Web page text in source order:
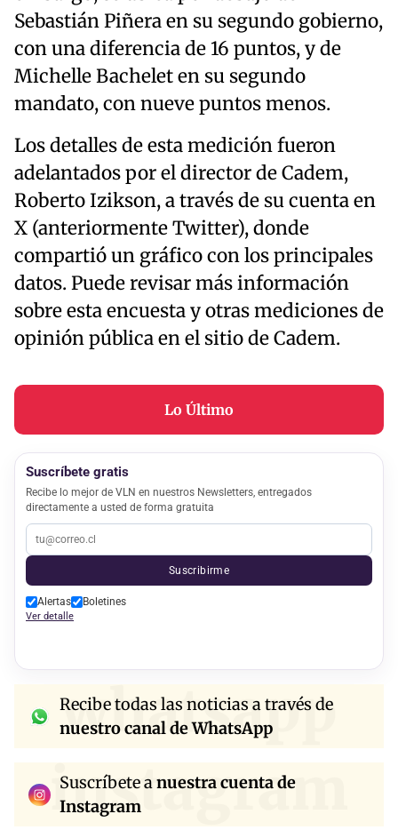
Sebastián Piñera en su segundo gobierno,
con una diferencia de 16 puntos, y de
Michelle Bachelet en su segundo
mandato, con nueve puntos menos.
Los detalles de esta medición fueron
adelantados por el director de Cadem,
Roberto Izikson, a través de su cuenta en
X (anteriormente Twitter), donde
compartió un gráfico con los principales
datos. Puede revisar más información
sobre esta encuesta y otras mediciones de
opinión pública en el sitio de Cadem.
Lo Último
Suscríbete gratis
Recibe lo mejor de VLN en nuestros Newsletters, entregados
directamente a usted de forma gratuita
Suscribirme
Alertas Boletines
Ver detalle
whatsapp
Recibe todas las noticias a través de
nuestro canal de WhatsApp
instagram
Suscríbete anuestra cuenta de
Instagram